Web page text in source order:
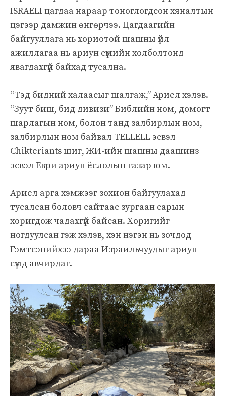
ISRAELI цагдаа нараар тоноглогдсон хяналтын
цэгээр дамжин өнгөрчээ. Цагдаагийн
байгууллага нь хориотой шашны үйл
ажиллагаа нь ариун сүмийн холболтонд
явагдахгүй байхад тусална.
“Тэд бидний халаасыг шалгаж,” Ариел хэлэв.
“Зуут биш, бид дивизи” Библийн ном, домогт
шарлагын ном, болон танд залбирлын ном,
залбирлын ном байвал TELLELL эсвэл
Chikteriants шиг, ЖИ-ийн шашны даашинз
эсвэл Еври ариун ёслолын газар юм.
Ариел арга хэмжээг зохион байгуулахад
тусалсан боловч сайтаас зургаан сарын
хоригдож чадахгүй байсан. Хоригийг
ногдуулсан гэж хэлэв, хэн нэгэн нь зочдод
Гэмтсэнийхээ дараа Израильчуудыг ариун
сүмд авчирдаг.